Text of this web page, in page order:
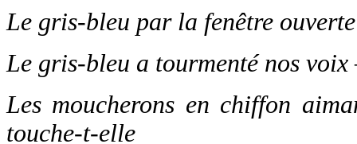
Le gris-bleu par la fenêtre
Le gris-bleu a tourmenté nos voix
Les moucherons en chiffon
touche-t-elle